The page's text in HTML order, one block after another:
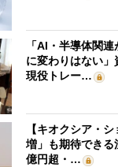
「AI・半導体関
に変わりはない
現役トレー…
【キオクシア・
増」も期待でき
億円超・…